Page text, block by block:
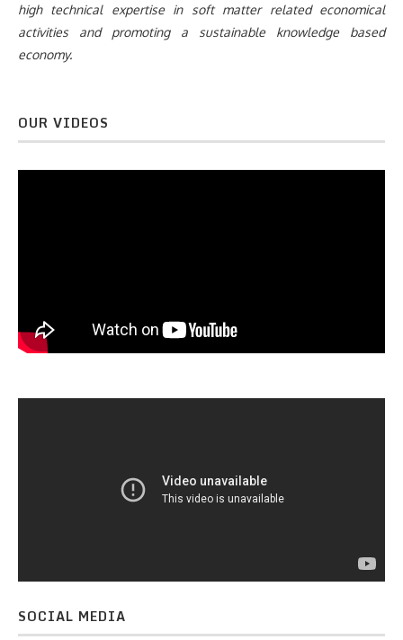
high technical expertise in soft matter related economical
activities and promoting a sustainable knowledge based
economy.
OUR VIDEOS
SOCIAL MEDIA